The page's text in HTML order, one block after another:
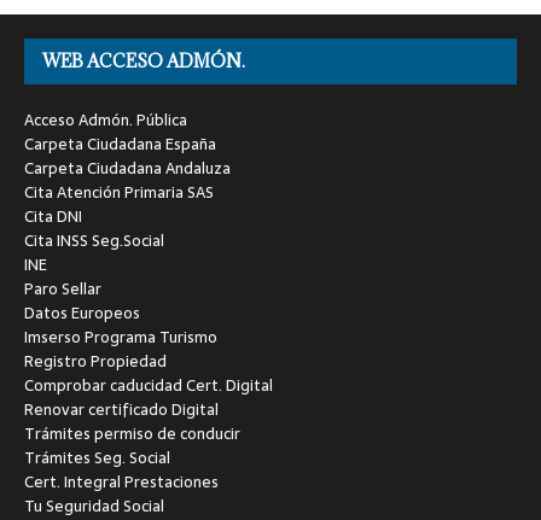
WEB ACCESO ADMÓN.
Acceso Admón. Pública
Carpeta Ciudadana España
Carpeta Ciudadana Andaluza
Cita Atención Primaria SAS
Cita DNI
Cita INSS Seg.Social
INE
Paro Sellar
Datos Europeos
Imserso Programa Turismo
Registro Propiedad
Comprobar caducidad Cert. Digital
Renovar certificado Digital
Trámites permiso de conducir
Trámites Seg. Social
Cert. Integral Prestaciones
Tu Seguridad Social